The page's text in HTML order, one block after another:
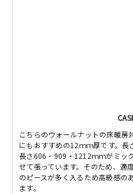
こちらのウォールナットの床暖房
にもおすすめの12ｍｍ厚です。長
長さ606・909・1212ｍｍがミッ
せて張っています。そのため、適
のピースが多く入るため高級感の
ます。